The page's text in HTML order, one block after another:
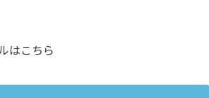
はこちら